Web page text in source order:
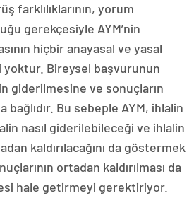
farklılıklarının, yorum
gerekçesiyle AYM’nin
hiçbir anayasal ve yasal
Bireysel başvurunun
giderilmesine ve sonuçların
bağlıdır. Bu sebeple AYM, ihlalin
nasıl giderilebileceği ve ihlalin
kaldırılacağını da göstermek
ortadan kaldırılması da
hale getirmeyi gerektiriyor.